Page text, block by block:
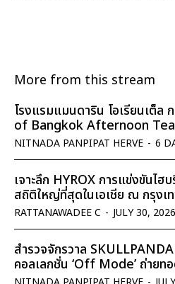
More from this stream
โรงแรมแมนดาริน โอเรียนเต็ล
of Bangkok Afternoon
NITNADA PANPIPAT HERVE - 6
เจาะลึก HYROX การแข่งขันไฮ
สถิติใหญ่ที่สุดในเอเชีย ณ กรุงเ
RATTANAWADEE C - JULY 30, 2026
สำรวจจักรวาล
คอลเลกชั่น ‘Off Mode’ ถ่ายท